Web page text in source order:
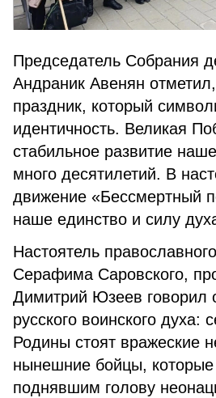
Председатель Собрания
Андраник Авенян
праздник, который
идентичность. Великая
стабильное развитие
много десятилетий. В
движение «Бессмертный
наше единство и силу
Настоятель
Серафима Саровского,
Димитрий Юзеев говорил
русского воинского духа:
Родины стоят вражеские
нынешние бойцы,
поднявшим голову